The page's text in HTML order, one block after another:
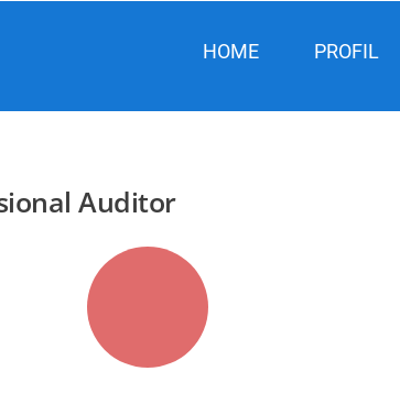
HOME PROFIL
Auditor